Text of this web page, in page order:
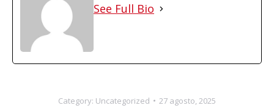
See Full Bio
Category: Uncategorized 27 agosto, 2025